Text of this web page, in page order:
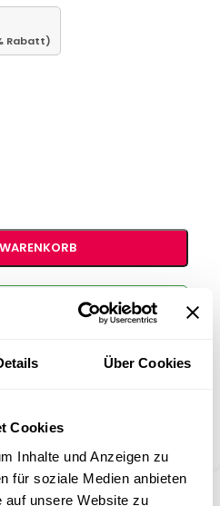
Über Cookies
Cookies
Inhalte und Anzeigen zu
für soziale Medien anbieten
auf unsere Website zu
Rabatt)
B2B-Angebot
anfordern